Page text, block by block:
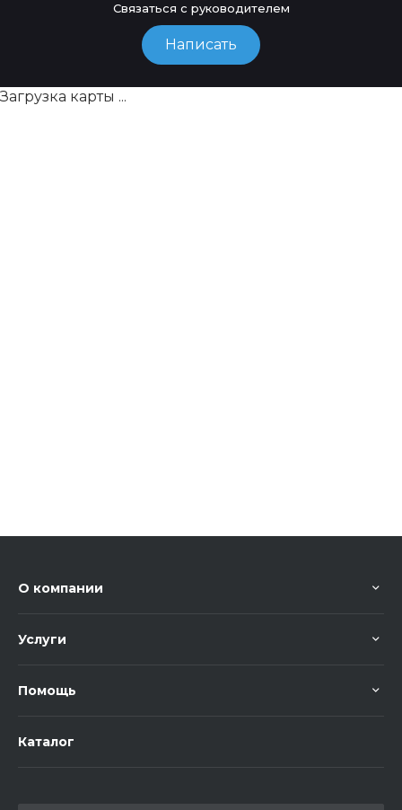
Связаться с руководителем
Написать
Загрузка карты ...
О компании
Услуги
Помощь
Каталог